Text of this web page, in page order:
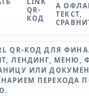
QR-
КОД
А
ТЕКСТ,
QR-КОД ДЛЯ
ЛЕНДИНГ, МЕНЮ,
ИЛИ
ПЕРЕХОДА